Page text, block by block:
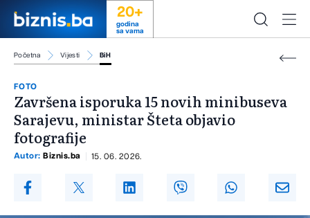
20+
godina
sa vama
Početna Vijesti BiH
FOTO
Završena isporuka 15 novih minibuseva
Sarajevu, ministar Šteta objavio
fotografije
Autor: Biznis.ba 15. 06. 2026.